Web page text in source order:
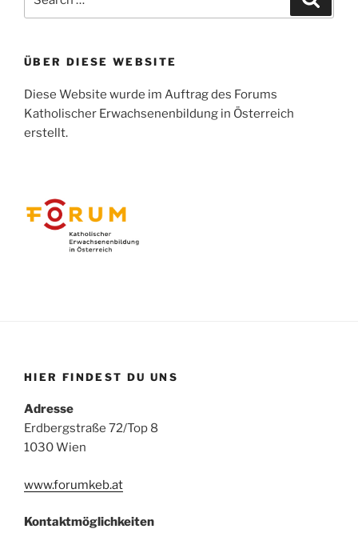
ÜBER DIESE WEBSITE
Diese Website wurde im Auftrag des Forums
Katholischer Erwachsenenbildung in Österreich
erstellt.
HIER FINDEST DU UNS
Adresse
Erdbergstraße 72/Top 8
1030 Wien
www.forumkeb.at
Kontaktmöglichkeiten